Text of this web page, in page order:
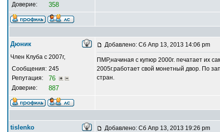
Доверие: 358
Дюник
Член Клуба с 2007г,
Сообщения: 245
Репутация:
76
Доверие: 887
Добавлено: Сб Апр 13, 2013 14:06 pm
ПМР,начиная с купюр 2000г. печатает их
2005г.работает свой монетный двор. По
стран.
tislenko Добавлено: Сб Апр 13, 2013 19:26 pm